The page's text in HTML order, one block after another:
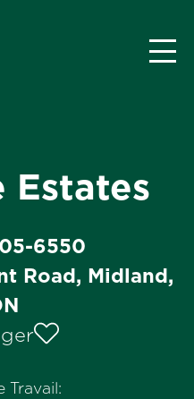
Estates
6550
Road, Midland,
Travail: